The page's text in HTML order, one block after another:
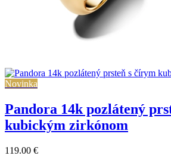
Novinka
Pandora 14k pozlátený
kubickým zirkónom
119.00 €